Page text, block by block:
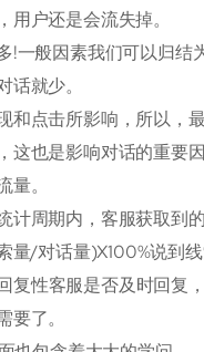
户还是会流失掉。
!一般因素我们可以归
就少。
和点击所影响，所以，
这也是影响对话的重要
。
计周期内，客服获取到
量/对话量)X100%说到
复性客服是否及时回
了。